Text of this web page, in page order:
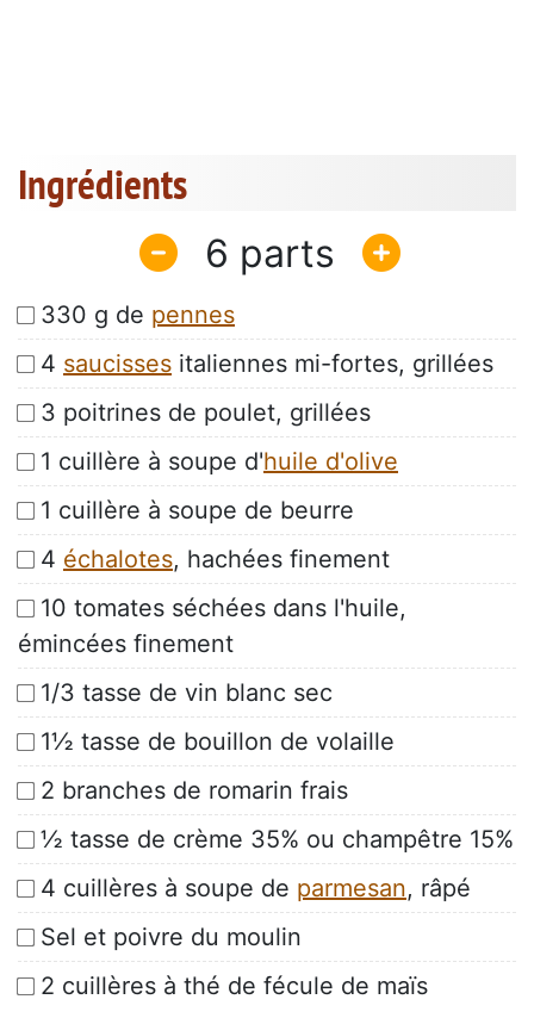
Ingrédients
6
330 g de pennes
4 saucisses italiennes mi-fortes, grillées
3 poitrines de poulet, grillées
1 cuillère à soupe d'huile d'olive
1 cuillère à soupe de beurre
4 échalotes, hachées finement
10 tomates séchées dans l'huile,
émincées finement
1/3 tasse de vin blanc sec
1½ tasse de bouillon de volaille
2 branches de romarin frais
½ tasse de crème 35% ou champêtre 15%
4 cuillères à soupe de parmesan, râpé
Sel et poivre du moulin
2 cuillères à thé de fécule de maïs